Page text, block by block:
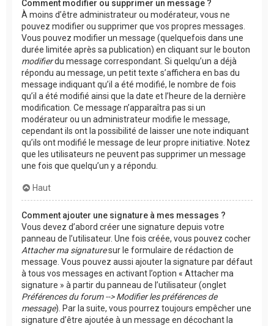
Comment modifier ou supprimer un message ?
À moins d’être administrateur ou modérateur, vous ne
pouvez modifier ou supprimer que vos propres messages.
Vous pouvez modifier un message (quelquefois dans une
durée limitée après sa publication) en cliquant sur le bouton
modifierdu message correspondant. Si quelqu’un a déjà
répondu au message, un petit texte s’affichera en bas du
message indiquant qu’il a été modifié, le nombre de fois
qu’il a été modifié ainsi que la date et l’heure de la dernière
modification. Ce message n’apparaîtra pas si un
modérateur ou un administrateur modifie le message,
cependant ils ont la possibilité de laisser une note indiquant
qu’ils ont modifié le message de leur propre initiative. Notez
que les utilisateurs ne peuvent pas supprimer un message
une fois que quelqu’un y a répondu.
Haut
Comment ajouter une signature à mes messages ?
Vous devez d’abord créer une signature depuis votre
panneau de l’utilisateur. Une fois créée, vous pouvez cocher
Attacher ma signaturesur le formulaire de rédaction de
message. Vous pouvez aussi ajouter la signature par défaut
à tous vos messages en activant l’option « Attacher ma
signature » à partir du panneau de l’utilisateur (onglet
Préférences du forum --> Modifier les préférences de
message). Par la suite, vous pourrez toujours empêcher une
signature d’être ajoutée à un message en décochant la